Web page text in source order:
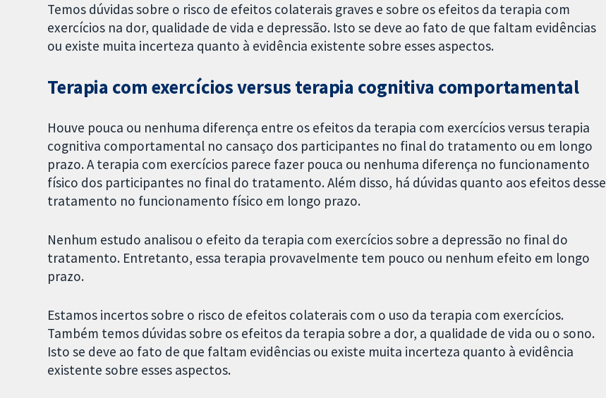
Temos dúvidas sobre o risco de efeitos colaterais graves e sobre os efeitos da terapia com
exercícios na dor, qualidade de vida e depressão. Isto se deve ao fato de que faltam evidências
ou existe muita incerteza quanto à evidência existente sobre esses aspectos.
Terapia com exercícios versus terapia cognitiva comportamental
Houve pouca ou nenhuma diferença entre os efeitos da terapia com exercícios versus terapia
cognitiva comportamental no cansaço dos participantes no final do tratamento ou em longo
prazo. A terapia com exercícios parece fazer pouca ou nenhuma diferença no funcionamento
físico dos participantes no final do tratamento. Além disso, há dúvidas quanto aos efeitos desse
tratamento no funcionamento físico em longo prazo.
Nenhum estudo analisou o efeito da terapia com exercícios sobre a depressão no final do
tratamento. Entretanto, essa terapia provavelmente tem pouco ou nenhum efeito em longo
prazo.
Estamos incertos sobre o risco de efeitos colaterais com o uso da terapia com exercícios.
Também temos dúvidas sobre os efeitos da terapia sobre a dor, a qualidade de vida ou o sono.
Isto se deve ao fato de que faltam evidências ou existe muita incerteza quanto à evidência
existente sobre esses aspectos.